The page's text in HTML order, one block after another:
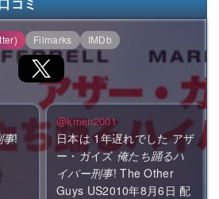
コミ
Filmarks IMDb
事!
@kmen2001
日本は 1年遅れでした アザ
ー・ガイズ俺たち踊るハ
イパー刑事! The Other
Guys US2010年8月6日 配